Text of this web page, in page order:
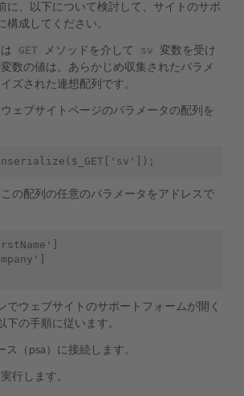
に、以下について検討して、サイトのサポ
構成してください。
GET メソッドを介して sv
変数を受け
数の値は、あらかじめ収集されたパラメ
ズされた連想配列です。
ェブサイトページのパラメータの配列を
の配列の任意のパラメータをアドレスで
でウェブサイトのサポートフォームが開く
下の手順に従います。
ス（psa）に接続します。
行します。